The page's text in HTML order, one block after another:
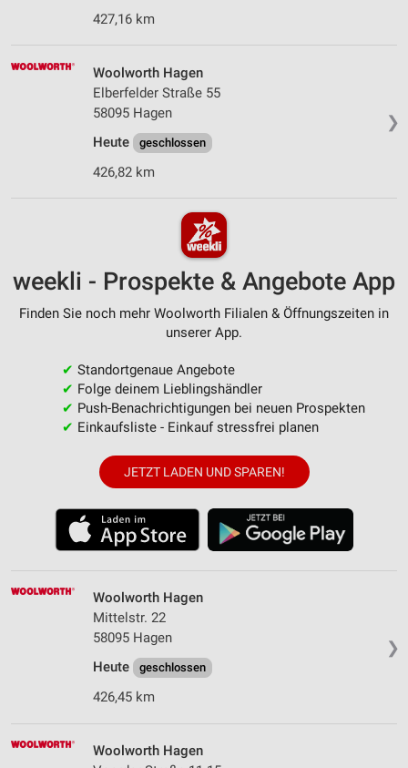
427,16 km
❯
Woolworth Hagen
Elberfelder Straße 55
58095 Hagen
Heute
geschlossen
426,82 km
weekli - Prospekte & Angebote App
Finden Sie noch mehr Woolworth Filialen & Öffnungszeiten in
unserer App.
✔ Standortgenaue Angebote
✔ Folge deinem Lieblingshändler
✔ Push-Benachrichtigungen bei neuen Prospekten
✔ Einkaufsliste - Einkauf stressfrei planen
JETZT LADEN UND SPAREN!
❯
Woolworth Hagen
Mittelstr. 22
58095 Hagen
Heute
geschlossen
426,45 km
Woolworth Hagen